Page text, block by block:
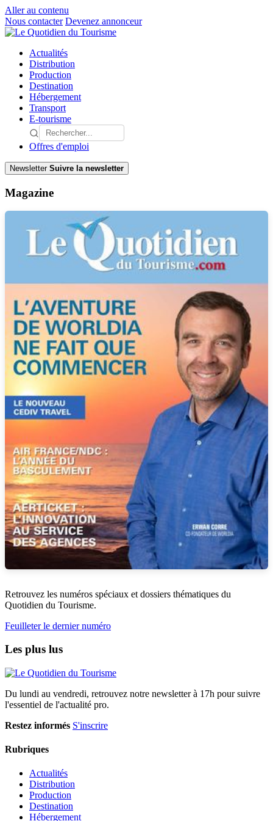
Aller au contenu
Nous contacter Devenez annonceur
Actualités
Distribution
Production
Destination
Hébergement
Transport
E-tourisme
Offres d'emploi
Newsletter Suivre la newsletter
Magazine
Retrouvez les numéros spéciaux et dossiers thématiques du
Quotidien du Tourisme.
Feuilleter le dernier numéro
Les plus lus
Du lundi au vendredi, retrouvez notre newsletter à 17h pour suivre
l'essentiel de l'actualité pro.
Restez informés S'inscrire
Rubriques
Actualités
Distribution
Production
Destination
Hébergement